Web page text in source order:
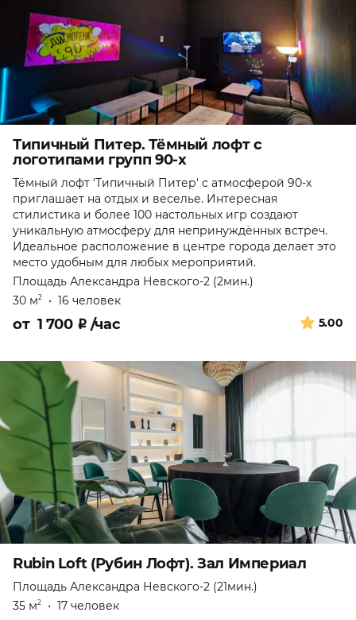
Типичный Питер. Тёмный лофт с
логотипами групп 90-х
Тёмный лофт 'Типичный Питер' с атмосферой 90-х
приглашает на отдых и веселье. Интересная
стилистика и более 100 настольных игр создают
уникальную атмосферу для непринуждённых встреч.
Идеальное расположение в центре города делает это
место удобным для любых мероприятий.
Площадь Александра Невского-2 (2мин.)
30 м2 • 16 человек
5.00
от 1 700 ₽ /час
Rubin Loft (Рубин Лофт). Зал Империал
Площадь Александра Невского-2 (21мин.)
35 м2 • 17 человек